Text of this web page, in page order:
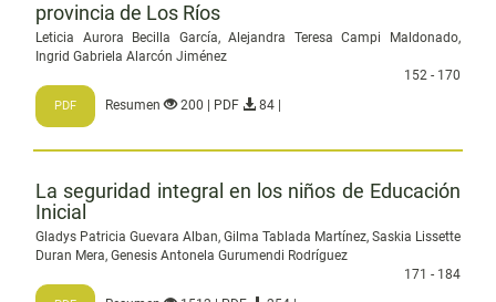
provincia de Los Ríos
Leticia Aurora Becilla García, Alejandra Teresa Campi Maldonado,
Ingrid Gabriela Alarcón Jiménez
152 - 170
PDF Resumen 200 | PDF 84 |
La seguridad integral en los niños de Educación
Inicial
Gladys Patricia Guevara Alban, Gilma Tablada Martínez, Saskia Lissette
Duran Mera, Genesis Antonela Gurumendi Rodríguez
171 - 184